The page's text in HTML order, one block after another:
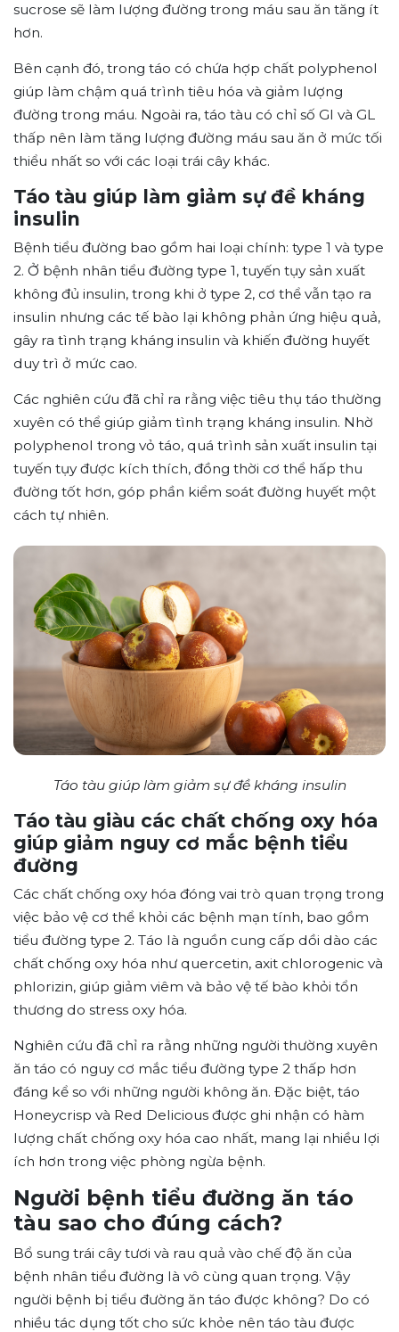
sucrose sẽ làm lượng đường trong máu sau ăn tăng ít
hơn.
Bên cạnh đó, trong táo có chứa hợp chất polyphenol
giúp làm chậm quá trình tiêu hóa và giảm lượng
đường trong máu. Ngoài ra, táo tàu có chỉ số GI và GL
thấp nên làm tăng lượng đường máu sau ăn ở mức tối
thiểu nhất so với các loại trái cây khác.
Táo tàu giúp làm giảm sự đề kháng
insulin
Bệnh tiểu đường bao gồm hai loại chính: type 1 và type
2. Ở bệnh nhân tiểu đường type 1, tuyến tụy sản xuất
không đủ insulin, trong khi ở type 2, cơ thể vẫn tạo ra
insulin nhưng các tế bào lại không phản ứng hiệu quả,
gây ra tình trạng kháng insulin và khiến đường huyết
duy trì ở mức cao.
Các nghiên cứu đã chỉ ra rằng việc tiêu thụ táo thường
xuyên có thể giúp giảm tình trạng kháng insulin. Nhờ
polyphenol trong vỏ táo, quá trình sản xuất insulin tại
tuyến tụy được kích thích, đồng thời cơ thể hấp thu
đường tốt hơn, góp phần kiểm soát đường huyết một
cách tự nhiên.
Táo tàu giúp làm giảm sự đề kháng insulin
Táo tàu giàu các chất chống oxy hóa
giúp giảm nguy cơ mắc bệnh tiểu
đường
Các chất chống oxy hóa đóng vai trò quan trọng trong
việc bảo vệ cơ thể khỏi các bệnh mạn tính, bao gồm
tiểu đường type 2. Táo là nguồn cung cấp dồi dào các
chất chống oxy hóa như quercetin, axit chlorogenic và
phlorizin, giúp giảm viêm và bảo vệ tế bào khỏi tổn
thương do stress oxy hóa.
Nghiên cứu đã chỉ ra rằng những người thường xuyên
ăn táo có nguy cơ mắc tiểu đường type 2 thấp hơn
đáng kể so với những người không ăn. Đặc biệt, táo
Honeycrisp và Red Delicious được ghi nhận có hàm
lượng chất chống oxy hóa cao nhất, mang lại nhiều lợi
ích hơn trong việc phòng ngừa bệnh.
Người bệnh tiểu đường ăn táo
tàu sao cho đúng cách?
Bổ sung trái cây tươi và rau quả vào chế độ ăn của
bệnh nhân tiểu đường là vô cùng quan trọng. Vậy
người bệnh bị tiểu đường ăn táo được không? Do có
nhiều tác dụng tốt cho sức khỏe nên táo tàu được